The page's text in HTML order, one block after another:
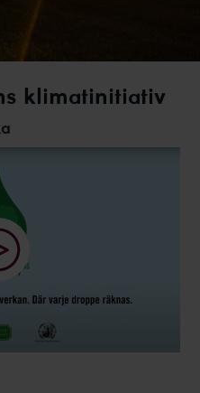
klimatinitiativ